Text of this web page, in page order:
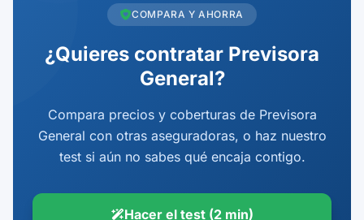
COMPARA Y AHORRA
¿Quieres contratar Previsora
General?
Compara precios y coberturas de Previsora
General con otras aseguradoras, o haz nuestro
test si aún no sabes qué encaja contigo.
Hacer el test (2 min)